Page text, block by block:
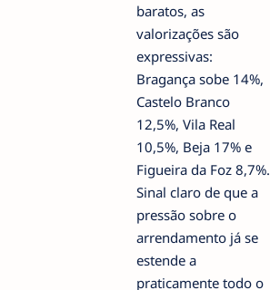
baratos, as
valorizações são
expressivas:
Bragança sobe 14%,
Castelo Branco
12,5%, Vila Real
10,5%, Beja 17% e
Figueira da Foz 8,7%.
Sinal claro de que a
pressão sobre o
arrendamento já se
estende a
praticamente todo o